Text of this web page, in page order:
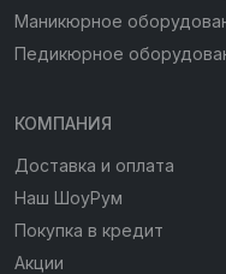
Маникюрное
Педикюрное
КОМПАНИЯ
Доставка и оплата
Наш ШоуРум
Покупка в кредит
Акции